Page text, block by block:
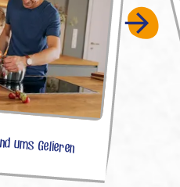
ums Gelieren